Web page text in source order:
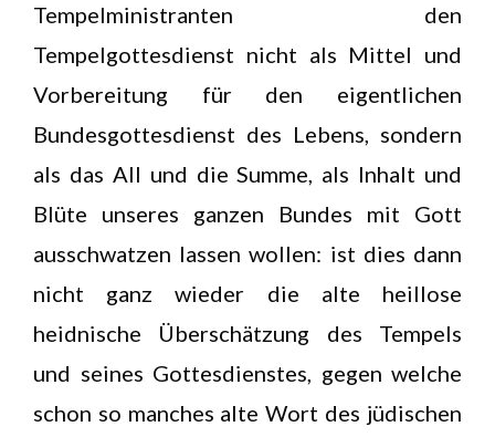
Tempelministranten den
Tempelgottesdienst nicht als Mittel und
Vorbereitung für den eigentlichen
Bundesgottesdienst des Lebens, sondern
als das All und die Summe, als Inhalt und
Blüte unseres ganzen Bundes mit Gott
ausschwatzen lassen wollen: ist dies dann
nicht ganz wieder die alte heillose
heidnische Überschätzung des Tempels
und seines Gottesdienstes, gegen welche
schon so manches alte Wort des jüdischen